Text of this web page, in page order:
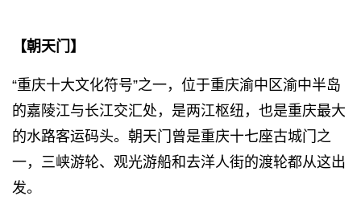
【朝天门】
“重庆十大文化符号”之一，位于重庆渝中区渝中半岛
的嘉陵江与长江交汇处，是两江枢纽，也是重庆最大
的水路客运码头。朝天门曾是重庆十七座古城门之
一，三峡游轮、观光游船和去洋人街的渡轮都从这出
发。